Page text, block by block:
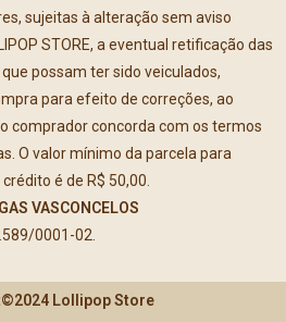
sujeitas à alteração sem aviso
STORE, a eventual retificação das
possam ter sido veiculados,
para efeito de correções, ao
comprador concorda com os termos
O valor mínimo da parcela para
é de R$ 50,00.
VASCONCELOS
0001-02.
Lollipop Store